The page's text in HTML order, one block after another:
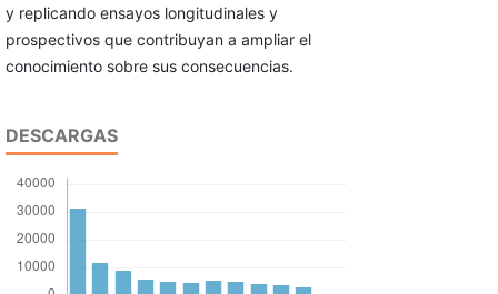
y replicando ensayos longitudinales y
prospectivos que contribuyan a ampliar el
conocimiento sobre sus consecuencias.
DESCARGAS